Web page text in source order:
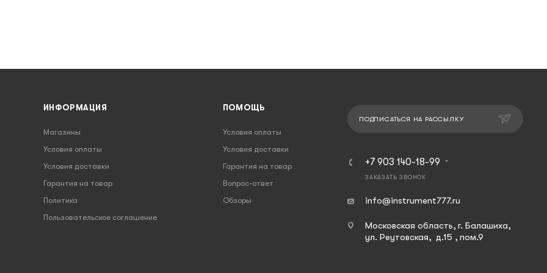
ИНФОРМАЦИЯ
Магазины
Условия оплаты
Условия доставки
Гарантия на товар
Политика
Пользовательское соглашение
ПОМОЩЬ
Условия оплаты
Условия доставки
Гарантия на товар
Вопрос-ответ
Обзоры
ПОДПИСАТЬСЯ НА РАССЫЛКУ
+7 903 140-18-99
ЗАКАЗАТЬ ЗВОНОК
info@instrument777.ru
Московская область, г. Балашиха,
ул. Реутовская, д.15 , пом.9